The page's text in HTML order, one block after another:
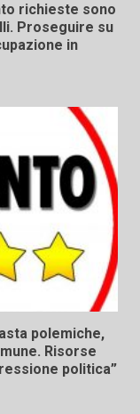
richieste sono
Proseguire su
in
polemiche,
Risorse
politica”